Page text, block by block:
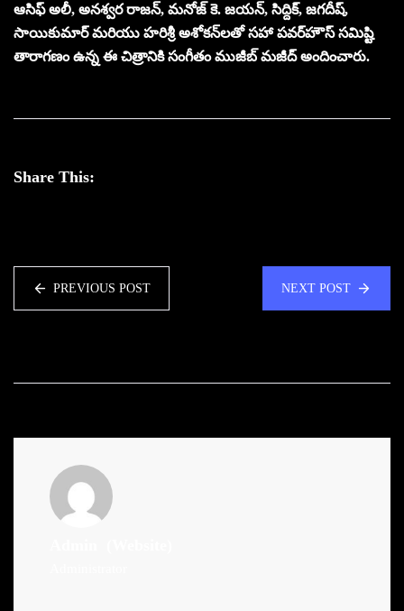
ఆసిఫ్ అలీ, అనశ్వర రాజన్, మనోజ్ కె. జయన్, సిద్దిక్, జగదీష్,
సాయికుమార్ మరియు హరిశ్రీ అశోకన్‌లతో సహా పవర్‌హౌస్ సమిష్టి
తారాగణం ఉన్న ఈ చిత్రానికి సంగీతం ముజీబ్ మజీద్ అందించారు.
Share This:
PREVIOUS POST NEXT POST